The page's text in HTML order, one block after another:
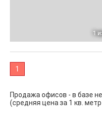
1
1
Продажа офисов - в базе
(средняя цена за 1 кв. метр